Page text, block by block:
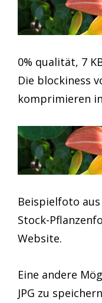
0% qualität, 7
Die blockiness
komprimieren
Beispielfoto
Stock-
Website.
Eine andere
JPG zu